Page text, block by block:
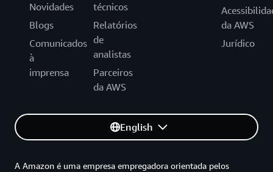
Novidades
Blogs
Comunicados
à
imprensa
técnicos
Relatórios
de
analistas
Parceiros
da AWS
da AWS
Jurídico
English
A Amazon é uma empresa empregadora orientada pelos